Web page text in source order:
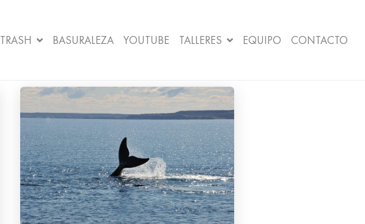
TRASH BASURALEZA YOUTUBE TALLERES EQUIPO CONTACTO